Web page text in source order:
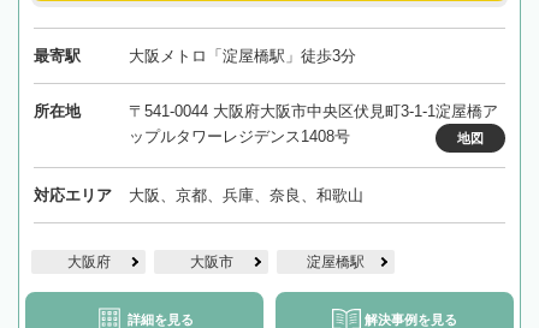
最寄駅 大阪メトロ「淀屋橋駅」徒歩3分
所在地
〒541-0044 大阪府大阪市中央区伏見町3-1-1淀屋橋ア
ップルタワーレジデンス1408号
地図
対応エリア 大阪、京都、兵庫、奈良、和歌山
大阪府 大阪市 淀屋橋駅
詳細を見る 解決事例を見る